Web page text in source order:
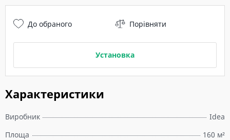
Характеристики
Виробник
Idea
Площа
160 м²
До обраного Порівняти
Установка